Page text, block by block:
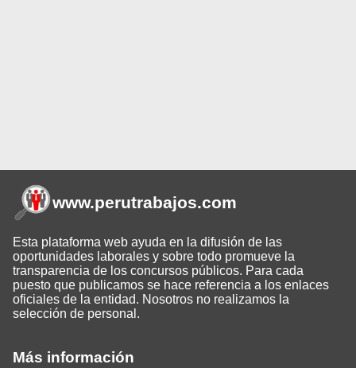
Más información
www.perutrabajos.com
Esta plataforma web ayuda en la difusión de las
oportunidades laborales y sobre todo promueve la
transparencia de los concursos públicos. Para cada
puesto que publicamos se hace referencia a los enlaces
oficiales de la entidad. Nosotros no realizamos la
selección de personal.